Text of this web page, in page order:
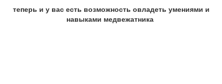
теперь и у вас есть возможность овладеть умениями и
навыками медвежатника